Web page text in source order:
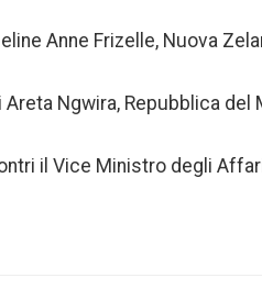
Anne Frizelle, Nuova
Areta Ngwira, Repubblica del
il Vice Ministro degli